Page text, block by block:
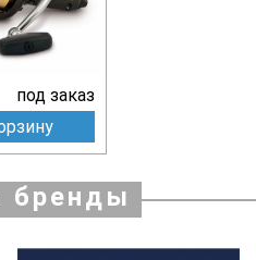
под заказ
бренды